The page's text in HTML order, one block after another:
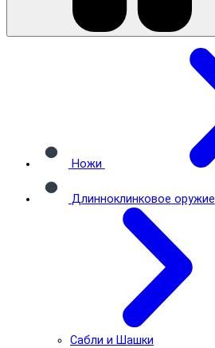
Ножи
Длинноклинковое оружие
Сабли и Шашки